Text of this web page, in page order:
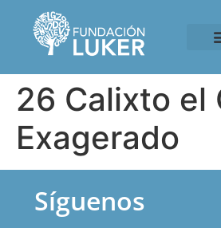
26 Calixto el
Exagerado
Síguenos